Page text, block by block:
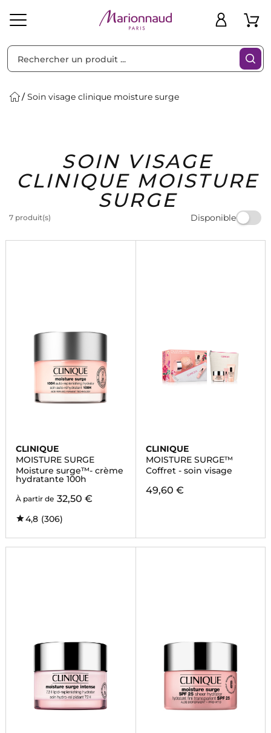
Homme Marques Idées
Cadeaux
Bons
Plans
Soin visage clinique moisture surge
SOIN VISAGE
CLINIQUE MOISTURE
SURGE
7 produit(s) Disponible
Filtres
CLINIQUE
MOISTURE SURGE
Moisture surge™- crème
hydratante 100h
À partir de 32,50 €
4,8 (306)
CLINIQUE
MOISTURE SURGE™
Coffret - soin visage
49,60 €